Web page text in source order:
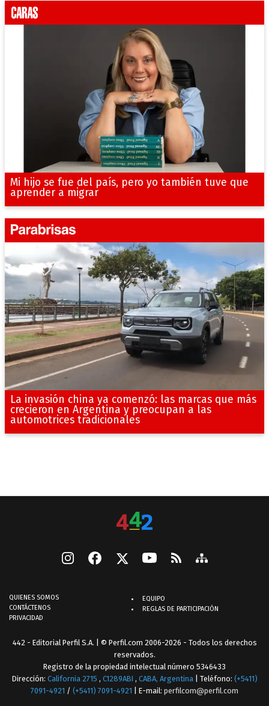
Mi hijo se fue del país, pero yo también tuve que
aprender a migrar
La invasión china ya comenzó: las marcas que más
crecieron en Argentina y preocupan a las
automotrices tradicionales
QUIENES SOMOS
CONTÁCTENOS
PRIVACIDAD
EQUIPO
REGLAS DE PARTICIPACIÓN
442 - Editorial Perfil S.A. | © Perfil.com 2006-2026 - Todos los derechos
reservados.
Registro de la propiedad intelectual número 5346433
Dirección: California 2715 , C1289ABI , CABA, Argentina | Teléfono: (+5411)
7091-4921 / (+5411) 7091-4921 | E-mail: perfilcom@perfil.com